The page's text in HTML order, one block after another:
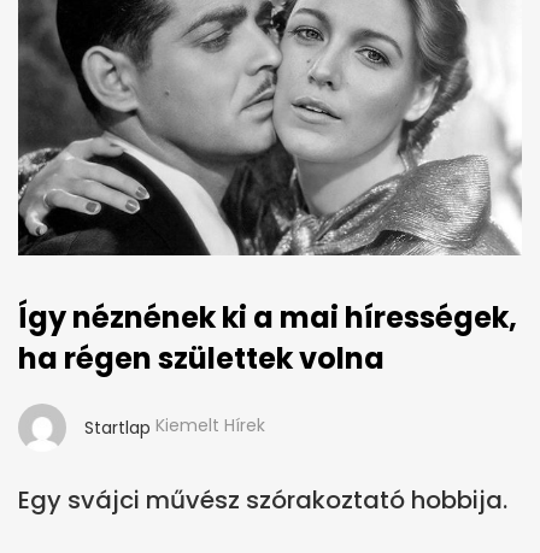
Így néznének ki a mai hírességek,
ha régen születtek volna
Startlap Kiemelt Hírek
Egy svájci művész szórakoztató hobbija.